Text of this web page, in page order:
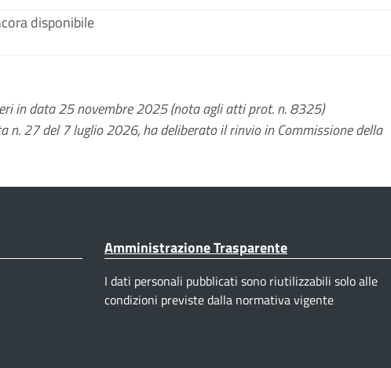
disponibile
in data 25 novembre 2025 (nota agli atti prot. n. 8325)
n. 27 del 7 luglio 2026, ha deliberato il rinvio in Commissione della
Amministrazione Trasparente
I dati personali pubblicati sono riutilizzabili solo alle
condizioni previste dalla normativa vigente